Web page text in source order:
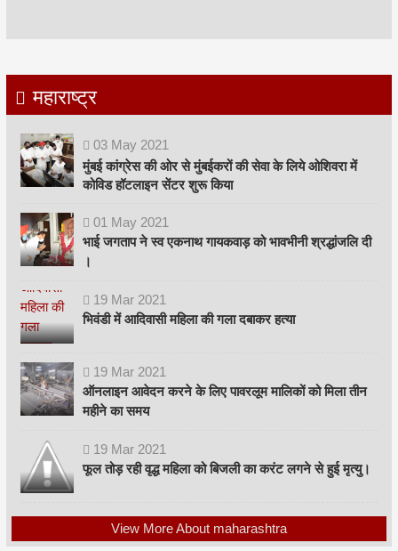
महाराष्ट्र
03 May 2021
मुंबई कांग्रेस की ओर से मुंबईकरों की सेवा के लिये ओशिवरा में
कोविड हॉटलाइन सेंटर शुरू किया
01 May 2021
भाई जगताप ने स्व एकनाथ गायकवाड़ को भावभीनी श्रद्धांजलि दी
।
19 Mar 2021
भिवंडी में आदिवासी महिला की गला दबाकर हत्या
19 Mar 2021
ऑनलाइन आवेदन करने के लिए पावरलूम मालिकों को मिला तीन
महीने का समय
19 Mar 2021
फूल तोड़ रही वृद्ध महिला को बिजली का करंट लगने से हुई मृत्यु।
View More About maharashtra